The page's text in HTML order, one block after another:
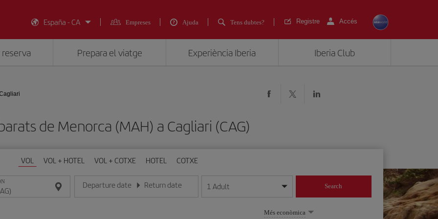
España - CA
Empreses Ajuda Tens dubtes? Registre Accés
Prepara el viatge Experiència Iberia Iberia Club
de Menorca (MAH) a Cagliari (CAG)
VOL VOL + HOTEL VOL + COTXE HOTEL COTXE
Departure date
Introduce la fecha en format dia/mes/any
Return date
Introduce la fecha en format dia/mes/any
1 Adult Search
Més econòmica